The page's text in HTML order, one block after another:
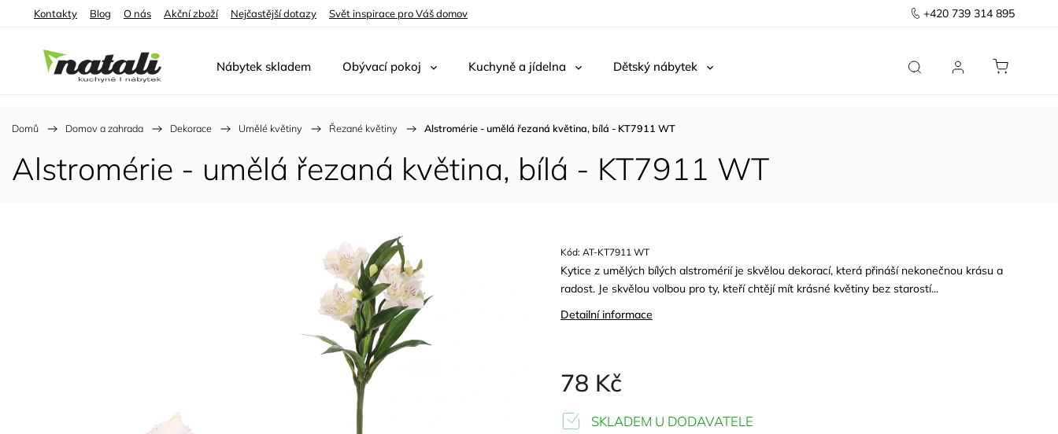
+420 739 314 895
Kontakty Blog O nás Akční zboží Nejčastější dotazy Svět inspirace pro Váš domov
Nábytek skladem Obývací pokoj Kuchyně a jídelna Dětský nábytek Předsíň
Domů / Domov a zahrada / Dekorace / Umělé květiny / Řezané květiny / Alstromérie - umělá řezaná květina, bílá - KT7911 WT
Alstromérie - umělá řezaná květina, bílá - KT7911 WT
78 Kč
Kód: AT-KT7911 WT
Kytice z umělých bílých alstromérií je skvělou dekorací, která přináší nekonečnou krásu a
radost. Je skvělou volbou pro ty, kteří chtějí mít krásné květiny bez starostí...
Detailní informace
SKLADEM U DODAVATELE